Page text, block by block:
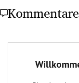
Kommentare